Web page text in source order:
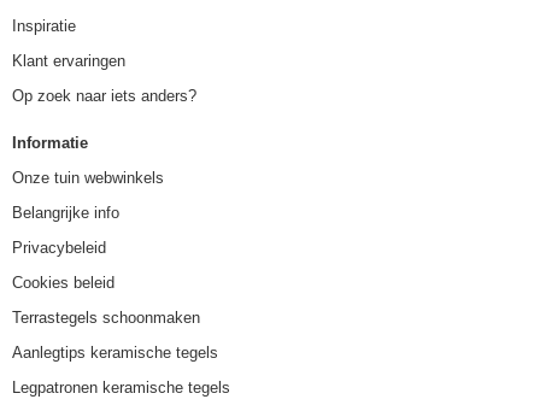
Inspiratie
Klant ervaringen
Op zoek naar iets anders?
Informatie
Onze tuin webwinkels
Belangrijke info
Privacybeleid
Cookies beleid
Terrastegels schoonmaken
Aanlegtips keramische tegels
Legpatronen keramische tegels